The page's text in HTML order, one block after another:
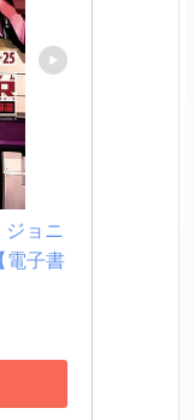
ジョニ
電子書